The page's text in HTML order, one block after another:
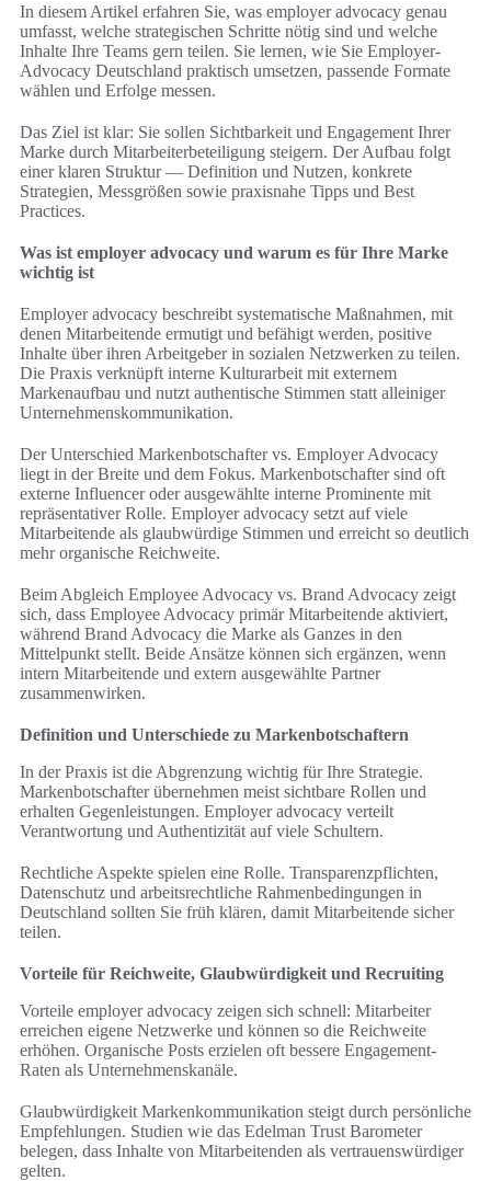
In diesem Artikel erfahren Sie, was employer advocacy genau
umfasst, welche strategischen Schritte nötig sind und welche
Inhalte Ihre Teams gern teilen. Sie lernen, wie Sie Employer-
Advocacy Deutschland praktisch umsetzen, passende Formate
wählen und Erfolge messen.
Das Ziel ist klar: Sie sollen Sichtbarkeit und Engagement Ihrer
Marke durch Mitarbeiterbeteiligung steigern. Der Aufbau folgt
einer klaren Struktur — Definition und Nutzen, konkrete
Strategien, Messgrößen sowie praxisnahe Tipps und Best
Practices.
Was ist employer advocacy und warum es für Ihre Marke
wichtig ist
Employer advocacy beschreibt systematische Maßnahmen, mit
denen Mitarbeitende ermutigt und befähigt werden, positive
Inhalte über ihren Arbeitgeber in sozialen Netzwerken zu teilen.
Die Praxis verknüpft interne Kulturarbeit mit externem
Markenaufbau und nutzt authentische Stimmen statt alleiniger
Unternehmenskommunikation.
Der Unterschied Markenbotschafter vs. Employer Advocacy
liegt in der Breite und dem Fokus. Markenbotschafter sind oft
externe Influencer oder ausgewählte interne Prominente mit
repräsentativer Rolle. Employer advocacy setzt auf viele
Mitarbeitende als glaubwürdige Stimmen und erreicht so deutlich
mehr organische Reichweite.
Beim Abgleich Employee Advocacy vs. Brand Advocacy zeigt
sich, dass Employee Advocacy primär Mitarbeitende aktiviert,
während Brand Advocacy die Marke als Ganzes in den
Mittelpunkt stellt. Beide Ansätze können sich ergänzen, wenn
intern Mitarbeitende und extern ausgewählte Partner
zusammenwirken.
Definition und Unterschiede zu Markenbotschaftern
In der Praxis ist die Abgrenzung wichtig für Ihre Strategie.
Markenbotschafter übernehmen meist sichtbare Rollen und
erhalten Gegenleistungen. Employer advocacy verteilt
Verantwortung und Authentizität auf viele Schultern.
Rechtliche Aspekte spielen eine Rolle. Transparenzpflichten,
Datenschutz und arbeitsrechtliche Rahmenbedingungen in
Deutschland sollten Sie früh klären, damit Mitarbeitende sicher
teilen.
Vorteile für Reichweite, Glaubwürdigkeit und Recruiting
Vorteile employer advocacy zeigen sich schnell: Mitarbeiter
erreichen eigene Netzwerke und können so die Reichweite
erhöhen. Organische Posts erzielen oft bessere Engagement-
Raten als Unternehmenskanäle.
Glaubwürdigkeit Markenkommunikation steigt durch persönliche
Empfehlungen. Studien wie das Edelman Trust Barometer
belegen, dass Inhalte von Mitarbeitenden als vertrauenswürdiger
gelten.